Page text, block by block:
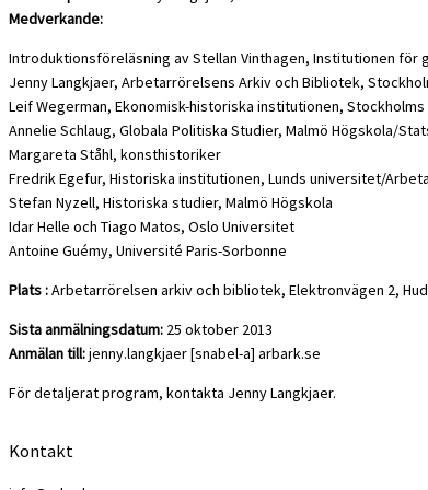
Medverkande:
Introduktionsföreläsning av Stellan Vinthagen, Institutionen
Jenny Langkjaer, Arbetarrörelsens Arkiv och Bibliotek,
Leif Wegerman, Ekonomisk-historiska institutionen,
Annelie Schlaug, Globala Politiska Studier, Malmö Högskola/
Margareta Ståhl, konsthistoriker
Fredrik Egefur, Historiska institutionen, Lunds universitet/
Stefan Nyzell, Historiska studier, Malmö Högskola
Idar Helle och Tiago Matos, Oslo Universitet
Antoine Guémy, Université Paris-Sorbonne
Plats :Arbetarrörelsen arkiv och bibliotek, Elektronvägen 2,
Sista anmälningsdatum: 25 oktober 2013
Anmälan till:jenny.langkjaer [snabel-a] arbark.se
För detaljerat program, kontakta Jenny Langkjaer.
Kontakt